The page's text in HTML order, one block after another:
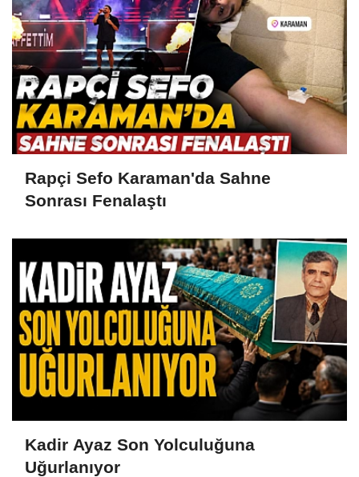
Rapçi Sefo Karaman'da Sahne
Sonrası Fenalaştı
Kadir Ayaz Son Yolculuğuna
Uğurlanıyor